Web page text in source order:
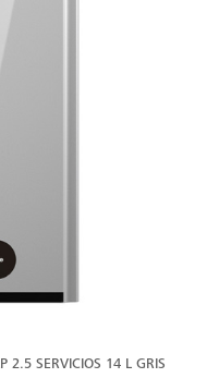
2.5 SERVICIOS 14 L GRIS